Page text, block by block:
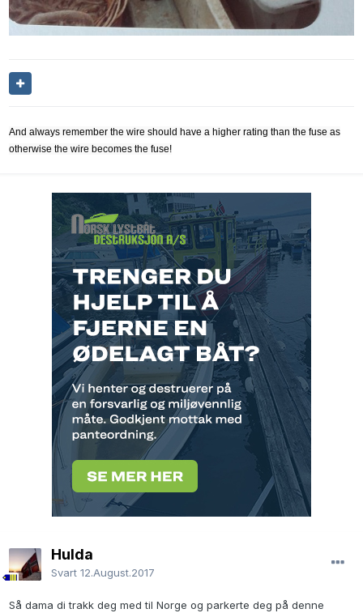
And always remember the wire should have a higher rating than the fuse as
otherwise the wire becomes the fuse!
Hulda
Svart 12.August.2017
Så dama di trakk deg med til Norge og parkerte deg på denne